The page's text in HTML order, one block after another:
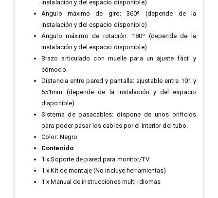
instalación y del espacio disponible)
Angulo máximo de giro: 360º (depende de la
instalación y del espacio disponible)
Ángulo máximo de rotación: 180º (depende de la
instalación y del espacio disponible)
Brazo articulado con muelle para un ajuste fácil y
cómodo.
Distancia entre pared y pantalla: ajustable entre 101 y
551mm (depende de la instalación y del espacio
disponible)
Sistema de pasacables: dispone de unos orificios
para poder pasar los cables por el interior del tubo.
Color: Negro
Contenido
1 x Soporte de pared para monitor/TV
1 x Kit de montaje (No incluye herramientas)
1 x Manual de instrucciones multi idiomas